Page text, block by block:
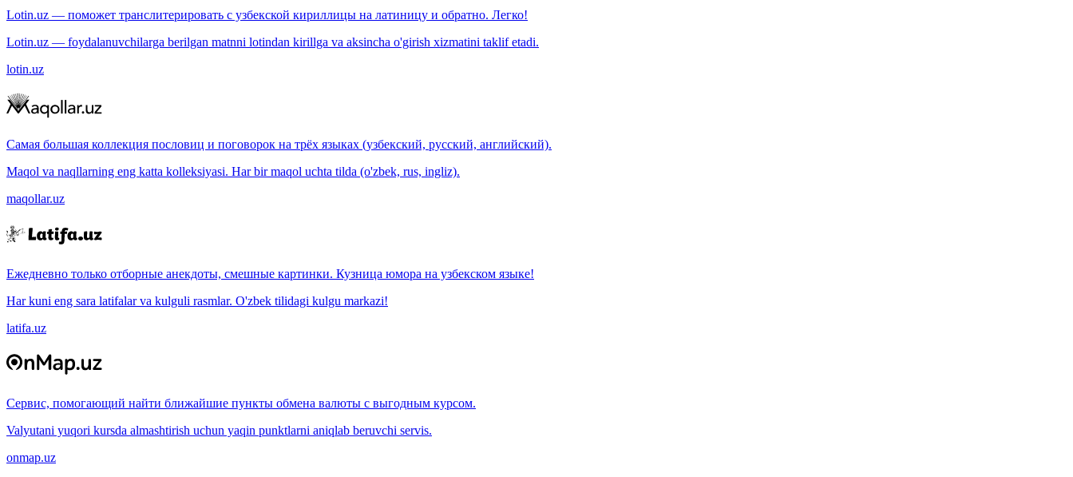
Lotin.uz — поможет транслитерировать с узбекской кириллицы на латиницу и обратно. Легко!
Lotin.uz — foydalanuvchilarga berilgan matnni lotindan kirillga va aksincha o'girish xizmatini taklif etadi.
lotin.uz
Самая большая коллекция пословиц и поговорок на трёх языках (узбекский, русский, английский).
Maqol va naqllarning eng katta kolleksiyasi. Har bir maqol uchta tilda (o'zbek, rus, ingliz).
maqollar.uz
Ежедневно только отборные анекдоты, смешные картинки. Кузница юмора на узбекском языке!
Har kuni eng sara latifalar va kulguli rasmlar. O'zbek tilidagi kulgu markazi!
latifa.uz
Сервис, помогающий найти ближайшие пункты обмена валюты с выгодным курсом.
Valyutani yuqori kursda almashtirish uchun yaqin punktlarni aniqlab beruvchi servis.
onmap.uz